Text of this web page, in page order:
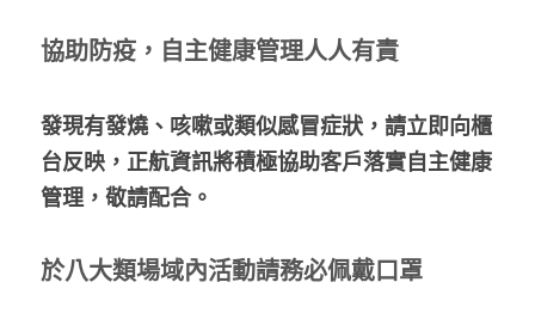
協助防疫，自主健康管理人人有責
發現有發燒、咳嗽或類似感冒症狀，請立即向櫃
台反映，正航資訊將積極協助客戶落實自主健康
管理，敬請配合。
於八大類場域內活動請務必佩戴口罩